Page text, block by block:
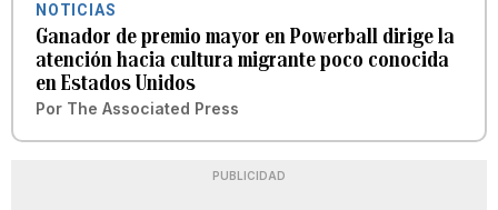
NOTICIAS
Ganador de premio mayor en Powerball dirige la
atención hacia cultura migrante poco conocida
en Estados Unidos
Por The Associated Press
PUBLICIDAD